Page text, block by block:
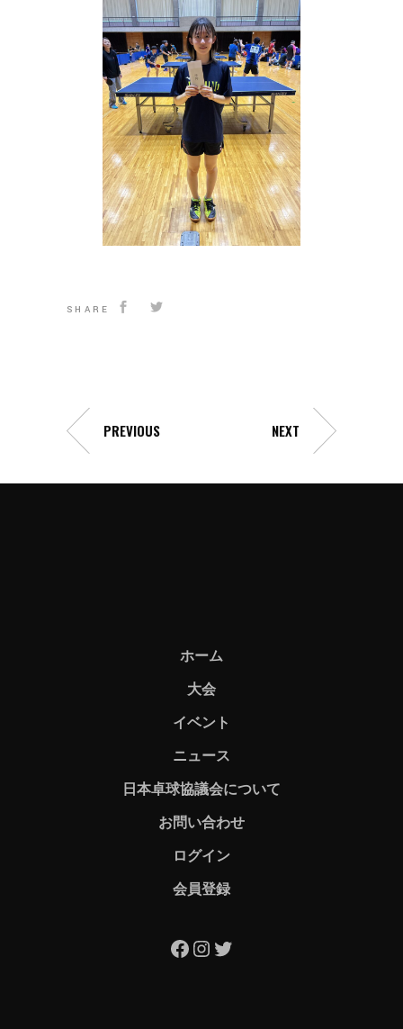
SHARE
PREVIOUS NEXT
ホーム
大会
イベント
ニュース
日本卓球協議会について
お問い合わせ
ログイン
会員登録
Facebook
Instagram
Twitter